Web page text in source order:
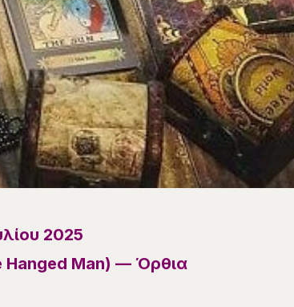
2025
Man) — Όρθια